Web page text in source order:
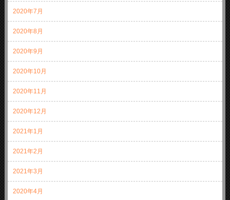
2020年7月
2020年8月
2020年9月
2020年10月
2020年11月
2020年12月
2021年1月
2021年2月
2021年3月
2020年4月